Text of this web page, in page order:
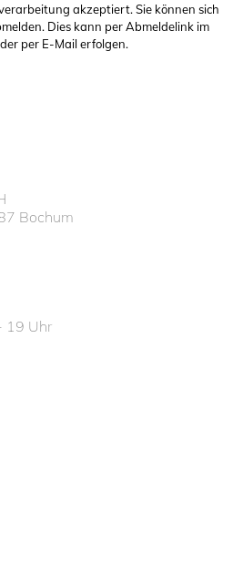
akzeptiert. Sie können sich
Dies kann per Abmeldelink im
per E-Mail erfolgen.
Bochum
19 Uhr